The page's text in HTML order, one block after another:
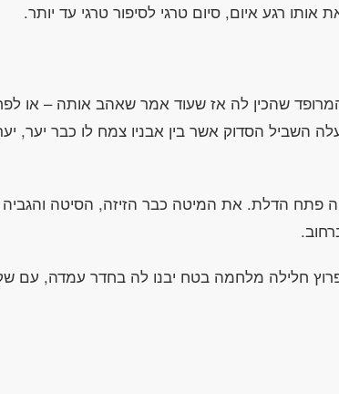
רגע איום, סיום טרגי לסיפור טרגי עד יותר.
שהכין לה אז שעוד אמר שאהב אותה – או
השביל הסדוק אשר בין אבניו צמח לו כבר יער,
פתח הדלת. את המיטה כבר הזיזה, הסיטה והגביה
חלילה מלחמה בטח יבנו לה בחדר עמדה, עם